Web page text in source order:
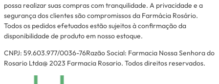
possa realizar suas compras com tranquilidade. A privacidade e a
segurança dos clientes são compromissos da Farmácia Rosário.
Todos os pedidos efetuados estão sujeitos à confirmação da
disponibilidade de produto em nosso estoque.
CNPJ: 59.603.977/0036-76Razão Social: Farmacia Nossa Senhora do
Rosario Ltda@ 2023 Farmacia Rosario. Todos direitos reservados.